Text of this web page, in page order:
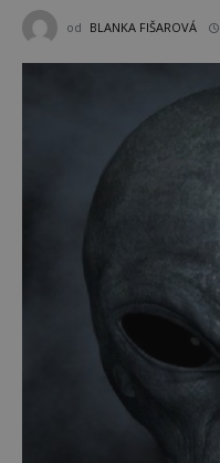
od BLANKA FIŠAROVÁ